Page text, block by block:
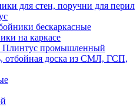
для стен, поручни для перил
бескаркасные
на каркасе
Плинтус промышленный
отбойная доска из СМЛ, ГСП,